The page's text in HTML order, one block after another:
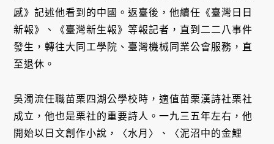
感》記述他看到的中國。返臺後，他續任《臺灣日日
新報》、《臺灣新生報》等報記者，直到二二八事件
發生，轉往大同工學院、臺灣機械同業公會服務，直
至退休。
吳濁流任職苗栗四湖公學校時，適值苗栗漢詩社栗社
成立，他也是栗社的重要詩人。一九三五年左右，他
開始以日文創作小說，〈水月〉、〈泥沼中的金鯉